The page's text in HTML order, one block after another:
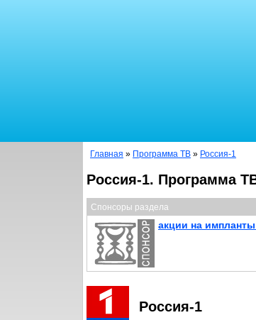
Главная » Программа ТВ » Россия-1
Россия-1. Программа
Спонсоры раздела
акции на
Россия-1